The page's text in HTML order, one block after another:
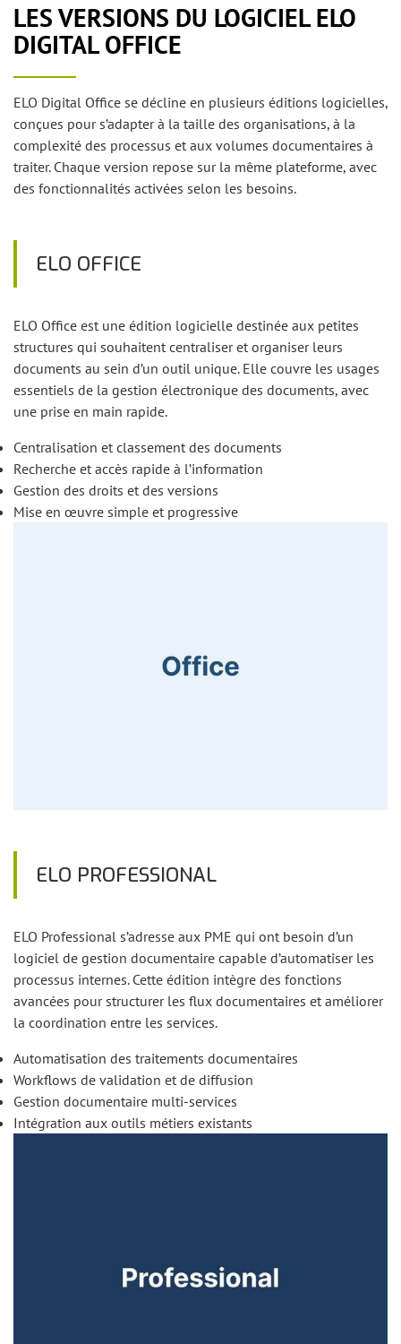
LES VERSIONS DU LOGICIEL ELO
DIGITAL OFFICE
ELO Digital Office se décline en plusieurs éditions logicielles,
conçues pour s’adapter à la taille des organisations, à la
complexité des processus et aux volumes documentaires à
traiter. Chaque version repose sur la même plateforme, avec
des fonctionnalités activées selon les besoins.
ELO OFFICE
ELO Office est une édition logicielle destinée aux petites
structures qui souhaitent centraliser et organiser leurs
documents au sein d’un outil unique. Elle couvre les usages
essentiels de la gestion électronique des documents, avec
une prise en main rapide.
Centralisation et classement des documents
Recherche et accès rapide à l’information
Gestion des droits et des versions
Mise en œuvre simple et progressive
ELO PROFESSIONAL
ELO Professional s’adresse aux PME qui ont besoin d’un
logiciel de gestion documentaire capable d’automatiser les
processus internes. Cette édition intègre des fonctions
avancées pour structurer les flux documentaires et améliorer
la coordination entre les services.
Automatisation des traitements documentaires
Workflows de validation et de diffusion
Gestion documentaire multi-services
Intégration aux outils métiers existants